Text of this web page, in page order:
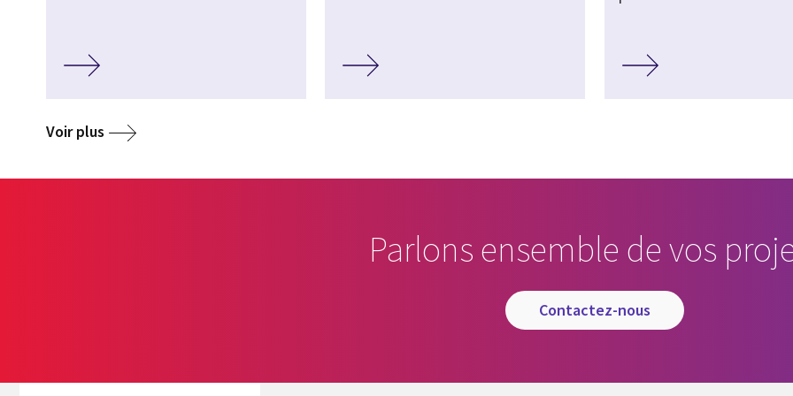
Voir plus
Parlons ensemble de vos
contactez-nous